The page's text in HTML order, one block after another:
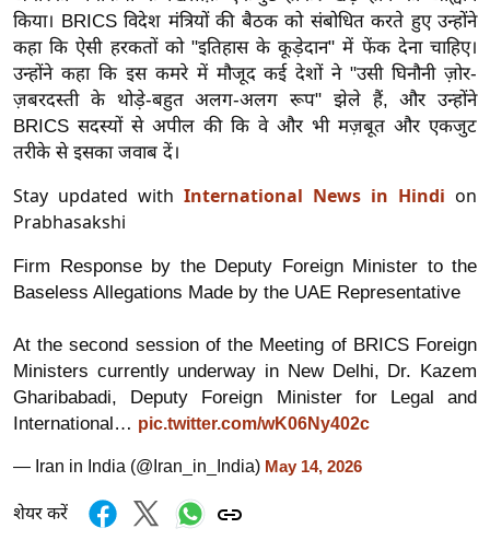
n
g
N
e
w
ला
इ
फ
स्टा
ल
टे
क्नॉ
जी
ब्यू
किया। BRICS विदेश मंत्रियों की बैठक को संबोधित करते हुए उन्होंने
कहा कि ऐसी हरकतों को "इतिहास के कूड़ेदान" में फेंक देना चाहिए।
उन्होंने कहा कि इस कमरे में मौजूद कई देशों ने "उसी घिनौनी ज़ोर-
ज़बरदस्ती के थोड़े-बहुत अलग-अलग रूप" झेले हैं, और उन्होंने
BRICS सदस्यों से अपील की कि वे और भी मज़बूत और एकजुट
तरीके से इसका जवाब दें।
Stay updated with International News in Hindi on
Prabhasakshi
Firm Response by the Deputy Foreign Minister to the
Baseless Allegations Made by the UAE Representative
At the second session of the Meeting of BRICS Foreign
Ministers currently underway in New Delhi, Dr. Kazem
Gharibabadi, Deputy Foreign Minister for Legal and
International… pic.twitter.com/wK06Ny402c
— Iran in India (@Iran_in_India) May 14, 2026
शेयर करें